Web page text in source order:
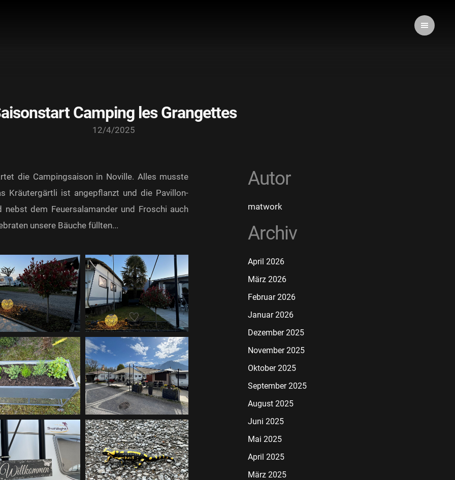
Camping les Grangettes
12/4/2025
die Campingsaison in Noville. Alles musste
Kräutergärtli ist angepflanzt und die Pavillon-
dem Feuersalamander und Froschi auch
unsere Bäuche füllten...
Autor
matwork
Archiv
April 2026
März 2026
Februar 2026
Januar 2026
Dezember 2025
November 2025
Oktober 2025
September 2025
August 2025
Juni 2025
Mai 2025
April 2025
März 2025